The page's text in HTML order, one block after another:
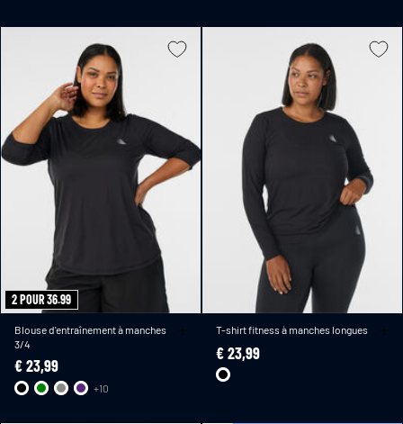
2 POUR 36.99
Blouse d'entraînement à manches
3/4
€ 23,99
+10
T-shirt fitness à manches longues
€ 23,99